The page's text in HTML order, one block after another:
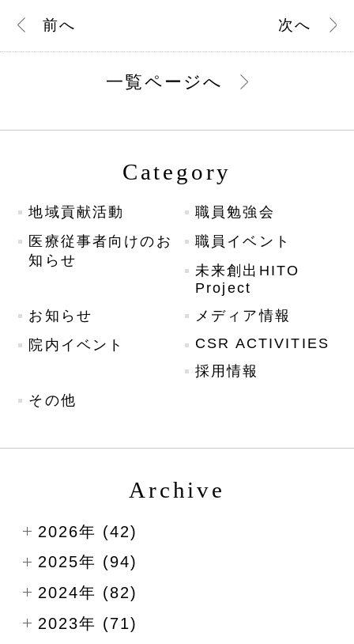
前へ 次へ
一覧ページへ
Category
地域貢献活動
職員勉強会
医療従事者向けのお
知らせ
職員イベント
未来創出HITO
Project
お知らせ
メディア情報
院内イベント
CSR ACTIVITIES
採用情報
その他
Archive
2026年 (42)
2025年 (94)
2024年 (82)
2023年 (71)